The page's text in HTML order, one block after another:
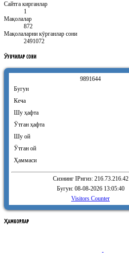
Сайтга кирганлар
1
Мақолалар
872
Мақолаларни кӯрганлар сони
2491072
ӮҚУВЧИЛАРСОНИ
9891644
Бугун
Кеча
Шу ҳафта
Ӯтган ҳафта
Шу ой
Ӯтган ой
Ҳаммаси
Сизнинг IPнгиз: 216.73.216.42
Бугун: 08-08-2026 13:05:40
Visitors Counter
ҲАМКОРЛАР